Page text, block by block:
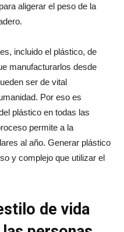
aligerar el peso de la
incluido el plástico, de
manufacturarlos desde
ser de vital
Por eso es
plástico en todas las
permite a la
al año. Generar plástico
y complejo que utilizar el
de vida